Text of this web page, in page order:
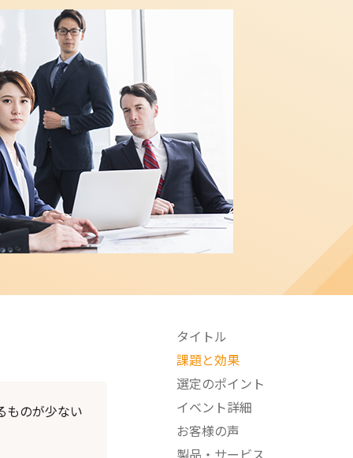
ものが少ない
タイトル
課題と効果
選定のポイント
イベント詳細
お客様の声
製品・サービス